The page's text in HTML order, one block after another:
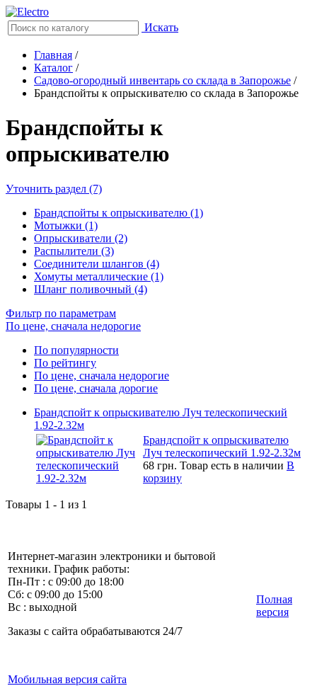
Искать
Главная /
Каталог /
Садово-огородный инвентарь со склада в Запорожье /
Брандспойты к опрыскивателю со склада в Запорожье
Брандспойты к
опрыскивателю
Уточнить раздел (7)
Брандспойты к опрыскивателю (1)
Мотыжки (1)
Опрыскиватели (2)
Распылители (3)
Соединители шлангов (4)
Хомуты металлические (1)
Шланг поливочный (4)
Фильтр по параметрам
По цене, сначала недорогие
По популярности
По рейтингу
По цене, сначала недорогие
По цене, сначала дорогие
Брандспойт к опрыскивателю Луч телескопический
1.92-2.32м
Брандспойт к опрыскивателю
Луч телескопический 1.92-2.32м
68 грн. Товар есть в наличии В
корзину
Товары 1 - 1 из 1
Интернет-магазин электроники и бытовой
техники. График работы:
Пн-Пт : с 09:00 до 18:00
Сб: с 09:00 до 15:00
Вс : выходной
Заказы с сайта обрабатываются 24/7
Мобильная версия сайта
Полная
версия